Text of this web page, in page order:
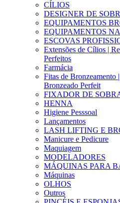
CÍLIOS
DESIGNER DE
EQUIPAMENTOS
EQUIPAMENTOS
ESCOVAS
Extensões de Cílios |
Perfeitos
Farmácia
Fitas de Bronzeamento
Bronzeado Perfeit
FIXADOR DE
HENNA
Higiene Pesssoal
Lançamentos
LASH LIFTING E
Manicure e Pedicure
Maquiagem
MODELADORES
MÁQUINAS PARA
Máquinas
OLHOS
Outros